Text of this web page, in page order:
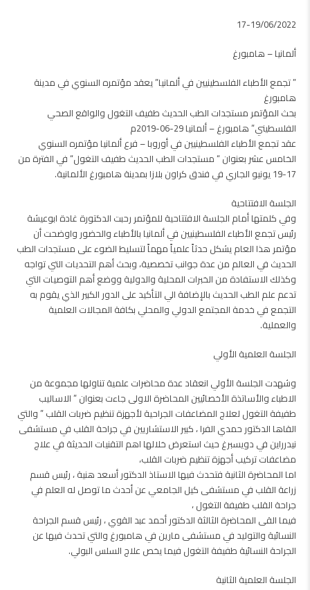
17-19/06/2022
ألمانيا – هامبورغ
” تجمع الأطباء الفلسطينيين في ألمانيا” يعقد مؤتمره السنوي في مدينة
هامبورغ
بحث المؤتمر مستجدات الطب الحديث طفيف التغول والواقع الصحي
الفلسطيني” هامبورغ – ألمانيا 29-06-2019م
عقد تجمع الأطباء الفلسطينيين في أوروبا – فرع ألمانيا مؤتمره السنوي
الخامس عشر بعنوان “ مستجدات الطب الحديث طفيف التغول“ في الفترة من
17-19 يونيو الجاري في فندق كراون بلازا بمدينة هامبورغ الألمانية.
الجلسة الافتتاحية
وفي كلمتها أمام الجلسة الافتتاحية للمؤتمر رحبت الدكتورة غادة ابوعيشة
رئيس تجمع الأطباء الفلسطينيين في ألمانيا بالأطباء والحضور واوضحت أن
مؤتمر هذا العام يشكل حدثاً علمياً مهماً لتسليط الضوء على مستجدات الطب
الحديث في العالم من عدة جوانب تخصصية، وبحث أهم التحديات التي تواجه
وكذلك الاستفادة من الخبرات المحلية والدولية ووضع أهم التوصيات التي
تدعم علم الطب الحديث بالإضافة الي التأكيد على الدور الكبير الذي يقوم به
التجمع في خدمة المجتمع الدولي والمحلي بكافة المجالات العلمية
والعملية.
الجلسة العلمية الأولي
وشهدت الجلسة الأولي انعقاد عدة محاضرات علمية تناولها مجموعة من
الاطباء والأساتذة الأخصائيين المحاضرة الاولى جاءت بعنوان ” الاساليب
طفيفة التغول لعلاج المضاعفات الجراحية لأجهزة تنظيم ضربات القلب ” والتي
القاها الدكتور حمدي الفرا ، كبير الاستشاريين في جراحة القلب في مستشفى
نيدرراين في دويسبرغ حيث استعرض خلالها اهم التقنيات الحديثة في علاج
مضاعفات تركيب أجهزة تنظيم ضربات القلب،
اما المحاضرة الثانية فتحدث فيها الاستاذ الدكتور أسعد هنية ، رئيس قسم
زراعة القلب في مستشفى كيل الجامعي عن أحدث ما توصل له العلم في
جراحة القلب طفيفة التغول ،
فيما القى المحاضرة الثالثة الدكتور أحمد عبد القوي ، رئيس قسم الجراحة
النسائية والتوليد في مستشفى مارين في هامبورغ والتي تحدث فيها عن
الجراحة النسائية طفيفة التغول فيما يخص علاج السلس البولي.
الجلسة العلمية الثانية